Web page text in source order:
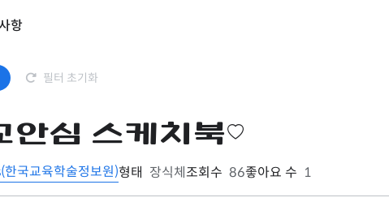
항
필터 초기화
안심 스케치북
한국교육학술정보원)형태 장식체조회수 86좋아요 수 1